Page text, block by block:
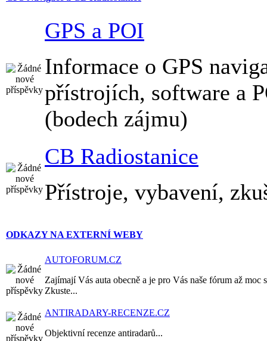
GPS a POI
Informace o GPS
přístrojích, software a
(bodech zájmu)
CB Radiostanice
Přístroje, vybavení,
ODKAZY NA EXTERNÍ WEBY
AUTOFORUM.CZ
Zajímají Vás auta obecně a je pro Vás naše fórum až moc
Zkuste...
ANTIRADARY-RECENZE.CZ
Objektivní recenze antiradarů...